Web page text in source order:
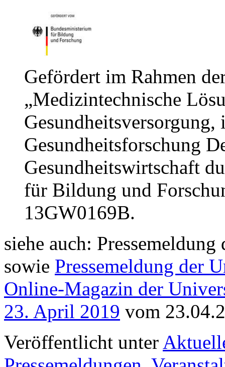
Gefördert im Rahmen
„Medizintechnische
Gesundheitsforschung
Gesundheitswirtschaft
für Bildung und
13GW0169B.
siehe auch:
sowie Pressemeldung der
Online-Magazin der
23. April 2019 vom
Veröffentlicht unter